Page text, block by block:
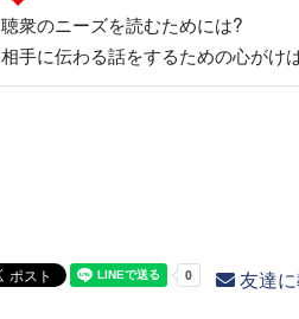
聴衆のニーズを読むためには?
相手に伝わる話をするための心がけ
友達